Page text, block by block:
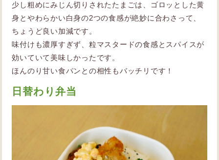
少し粗めにみじん切りされたたまごは、ゴロッとした黄
身とやわらかい白身の2つの食感が絶妙に合わさって、
ちょうど良い加減です。
味付けも濃厚すぎず、粒マスタードの食感とスパイスが
効いていて美味しかったです。
ほんのり甘い食パンとの相性もバッチリです！
日替わり弁当